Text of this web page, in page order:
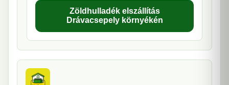
Zöldhulladék elszállítás
Drávacsepely környékén